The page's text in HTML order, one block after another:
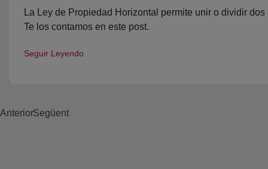
La Ley de Propiedad Horizontal permite unir o dividir
Te los contamos en este post.
Seguir Leyendo
AnteriorSegüent